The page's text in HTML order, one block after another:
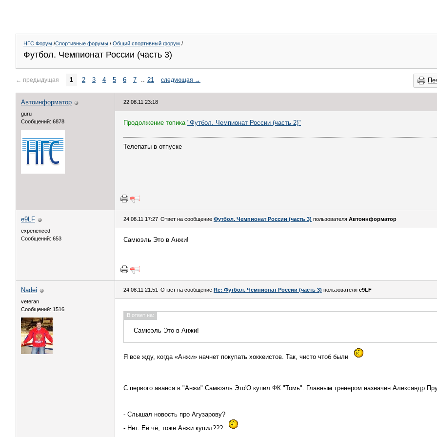
НГС.Форум /Спортивные форумы / Общий спортивный форум /
Футбол. Чемпионат России (часть 3)
← предыдущая 1 2 3 4 5 6 7 .. 21 следующая →
Автоинформатор
guru
Сообщений: 6878
22.08.11 23:18
Продолжение топика "Футбол. Чемпионат России (часть 2)"
Телепаты в отпуске
e9LF
experienced
Сообщений: 653
24.08.11 17:27 Ответ на сообщение Футбол. Чемпионат России (часть 3) пользователя Автоинформатор
Самюэль Это в Анжи!
Nadei
veteran
Сообщений: 1516
24.08.11 21:51 Ответ на сообщение Re: Футбол. Чемпионат России (часть 3) пользователя e9LF
В ответ на:
Самюэль Это в Анжи!
Я все жду, когда «Анжи» начнет покупать хоккеистов. Так, чисто чтоб были
C первого аванса в "Анжи" Самюэль Это'О купил ФК "Томь". Главным тренером назначен Александр
- Слышал новость про Агузарову?
- Нет. Её чё, тоже Анжи купил???